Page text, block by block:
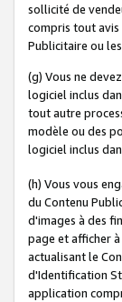
sollicité de
compris tout avis
Publicitaire ou
(g) Vous ne
logiciel inclus
tout autre
modèle ou des
logiciel inclus
(h) Vous vous
du Contenu
d'images à des
page et afficher à
actualisant le
d'Identification
application